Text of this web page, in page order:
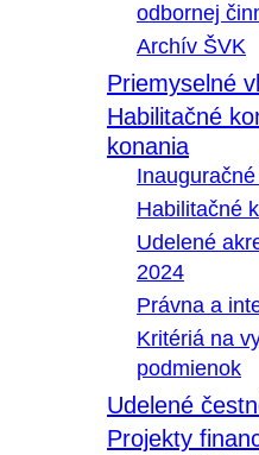
odbornej
Archív ŠVK
Priemyselné
Habilitačné
konania
Habilitačné
Udelené
2024
Právna a
Kritériá na
podmienok
Udelené
Projekty